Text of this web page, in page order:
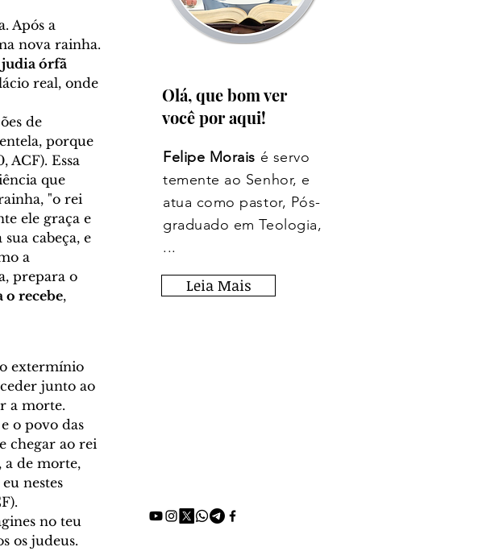
Bíblicos
Online
Após a
nova rainha.
órfã
real, onde
de
porque
ACF). Essa
que
"o rei
ele graça e
cabeça, e
a
prepara o
o recebe,
extermínio
junto ao
a morte.
o povo das
chegar ao rei
a de morte,
nestes
no teu
os judeus.
Olá, que bom ver
você por aqui!
Felipe Morais é servo
temente ao Senhor, e
atua como pastor, Pós-
graduado em Teologia,
...
Leia Mais